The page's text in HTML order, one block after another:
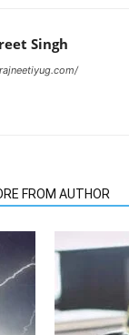
Singh
FROM AUTHOR